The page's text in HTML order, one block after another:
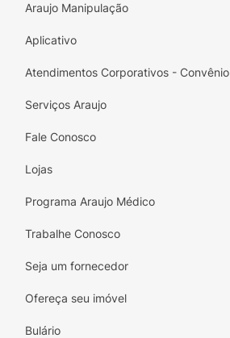
Araujo Manipulação
Aplicativo
Atendimentos Corporativos - Convênio
Serviços Araujo
Fale Conosco
Lojas
Programa Araujo Médico
Trabalhe Conosco
Seja um fornecedor
Ofereça seu imóvel
Bulário